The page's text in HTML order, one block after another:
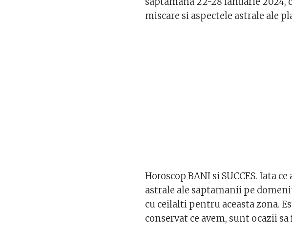
miscare si aspectele astrale ale
Horoscop BANI si SUCCES. Iata
astrale ale saptamanii pe
cu ceilalti pentru aceasta zona.
conservat ce avem, sunt ocazii